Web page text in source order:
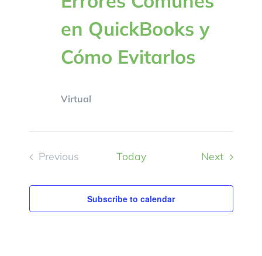
en QuickBooks y
Cómo Evitarlos
Virtual
Previous
Today NextEvents
Subscribe to calendar